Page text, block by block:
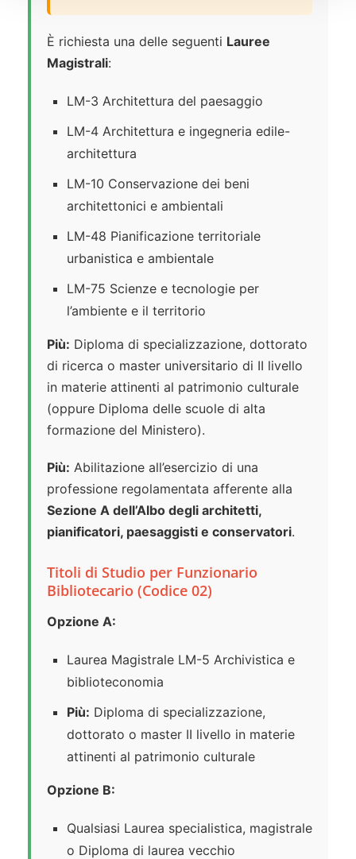
È richiesta una delle seguenti Lauree
Magistrali:
LM-3 Architettura del paesaggio
LM-4 Architettura e ingegneria edile-
architettura
LM-10 Conservazione dei beni
architettonici e ambientali
LM-48 Pianificazione territoriale
urbanistica e ambientale
LM-75 Scienze e tecnologie per
l’ambiente e il territorio
Più: Diploma di specializzazione, dottorato
di ricerca o master universitario di II livello
in materie attinenti al patrimonio culturale
(oppure Diploma delle scuole di alta
formazione del Ministero).
Più: Abilitazione all’esercizio di una
professione regolamentata afferente alla
Sezione A dell’Albo degli architetti,
pianificatori, paesaggisti e conservatori.
Titoli di Studio per Funzionario
Bibliotecario (Codice 02)
Opzione A:
Laurea Magistrale LM-5 Archivistica e
biblioteconomia
Più: Diploma di specializzazione,
dottorato o master II livello in materie
attinenti al patrimonio culturale
Opzione B:
Qualsiasi Laurea specialistica, magistrale
o Diploma di laurea vecchio